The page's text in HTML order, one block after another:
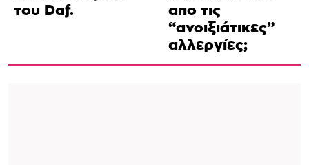
του Daf.
απο τις
“ανοιξιάτικες”
αλλεργίες;